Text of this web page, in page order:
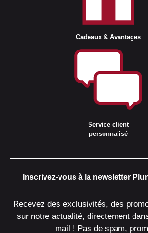
Cadeaux & Avantages
Service client
personnalisé
Inscrivez-vous à la newsletter
Recevez des exclusivités, des
sur notre actualité, directement
mail ! Pas de spam,